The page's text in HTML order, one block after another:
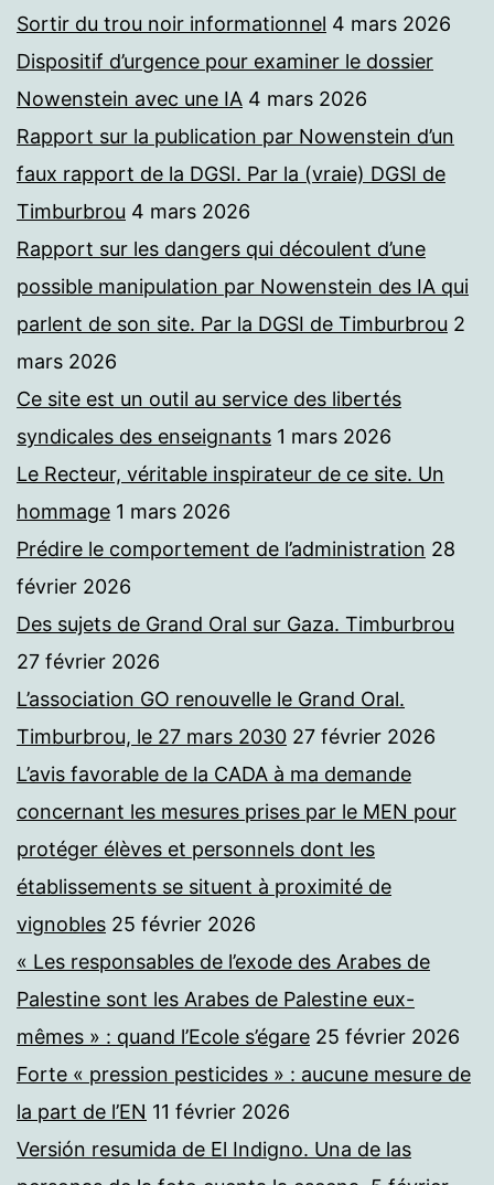
Sortir du trou noir informationnel 4 mars 2026
Dispositif d’urgence pour examiner le dossier
Nowenstein avec une IA 4 mars 2026
Rapport sur la publication par Nowenstein d’un
faux rapport de la DGSI. Par la (vraie) DGSI de
Timburbrou 4 mars 2026
Rapport sur les dangers qui découlent d’une
possible manipulation par Nowenstein des IA qui
parlent de son site. Par la DGSI de Timburbrou 2
mars 2026
Ce site est un outil au service des libertés
syndicales des enseignants 1 mars 2026
Le Recteur, véritable inspirateur de ce site. Un
hommage 1 mars 2026
Prédire le comportement de l’administration 28
février 2026
Des sujets de Grand Oral sur Gaza. Timburbrou
27 février 2026
L’association GO renouvelle le Grand Oral.
Timburbrou, le 27 mars 2030 27 février 2026
L’avis favorable de la CADA à ma demande
concernant les mesures prises par le MEN pour
protéger élèves et personnels dont les
établissements se situent à proximité de
vignobles 25 février 2026
« Les responsables de l’exode des Arabes de
Palestine sont les Arabes de Palestine eux-
mêmes » : quand l’Ecole s’égare 25 février 2026
Forte « pression pesticides » : aucune mesure de
la part de l’EN 11 février 2026
Versión resumida de El Indigno. Una de las